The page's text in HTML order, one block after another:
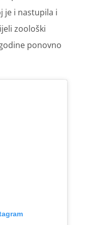
je i nastupila i
zoološki
ponovno